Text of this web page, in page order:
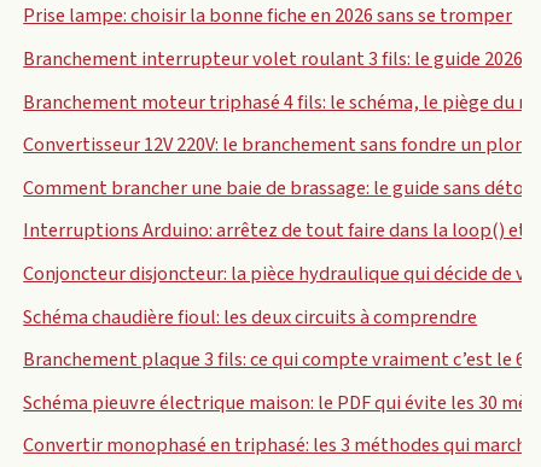
Prise lampe: choisir la bonne fiche en 2026 sans se tromper
Branchement interrupteur volet roulant 3 fils: le guide 2026
Branchement moteur triphasé 4 fils: le schéma, le piège du
Convertisseur 12V 220V: le branchement sans fondre un
Comment brancher une baie de brassage: le guide sans
Interruptions Arduino: arrêtez de tout faire dans la loop() et
Conjoncteur disjoncteur: la pièce hydraulique qui décide de
Schéma chaudière fioul: les deux circuits à comprendre
Branchement plaque 3 fils: ce qui compte vraiment c’est le 6
Schéma pieuvre électrique maison: le PDF qui évite les 30
Convertir monophasé en triphasé: les 3 méthodes qui